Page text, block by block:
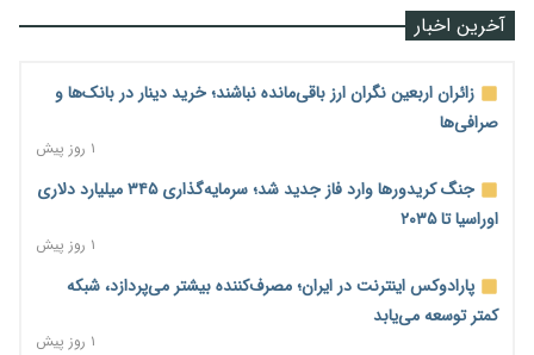
آخرین اخبار
زائران اربعین نگران ارز باقی‌مانده نباشند؛ خرید دینار در بانک‌ها و
صرافی‌ها
۱ روز پیش
جنگ کریدورها وارد فاز جدید شد؛ سرمایه‌گذاری ۳۴۵ میلیارد دلاری
اوراسیا تا ۲۰۳۵
۱ روز پیش
پارادوکس اینترنت در ایران؛ مصرف‌کننده بیشتر می‌پردازد، شبکه
کمتر توسعه می‌یابد
۱ روز پیش